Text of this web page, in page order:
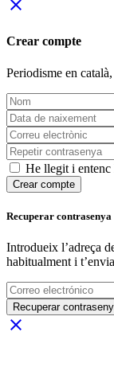
close
Crear compte
Periodisme en català
He llegit i
Crear compte
Recuperar contrasenya
Introdueix l’adreça
habitualment i
Recuperar
close